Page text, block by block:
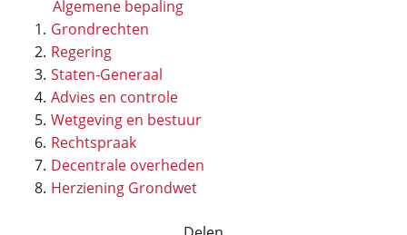
Algemene bepaling
Grondrechten
Regering
Staten-Generaal
Advies en controle
Wetgeving en bestuur
Rechtspraak
Decentrale overheden
Herziening Grondwet